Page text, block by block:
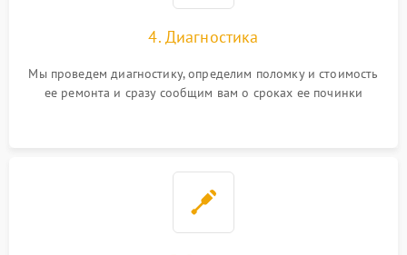
4. Диагностика
Мы проведем диагностику, определим поломку и стоимость
ее ремонта и сразу сообщим вам о сроках ее починки